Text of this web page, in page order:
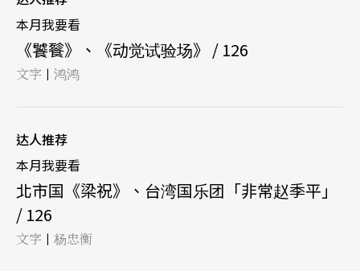
本月我要看
《饕餮》、《动觉试验场》 / 126
文字 | 鸿鸿
达人推荐
本月我要看
北市国《梁祝》、台湾国乐团「非常赵季平」
/ 126
文字 | 杨忠衡